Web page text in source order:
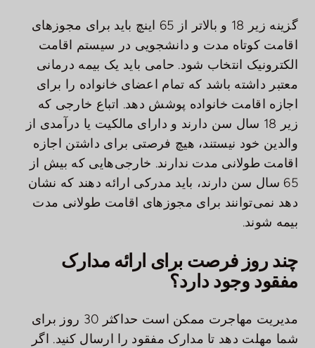
گزینه زیر 18 و بالاتر از 65 اینچ باید برای مجوزهای
اقامت کوتاه مدت و دانشجویی در سیستم اقامت
الکترونیک انتخاب شود. حامی باید یک بیمه درمانی
معتبر داشته باشد که تمام اعضای خانواده را برای
اجازه اقامت خانواده پوشش دهد. اتباع خارجی که
زیر 18 سال سن دارند و دارای مالکیت یا درآمدی از
والدین خود نیستند، هیچ فرصتی برای داشتن اجازه
اقامت طولانی مدت ندارند. خارجی‌هایی که بیش از
65 سال سن دارند، باید مدرکی ارائه دهند که نشان
دهد نمی‌توانند برای مجوزهای اقامت طولانی مدت
بیمه شوند.
چند روز فرصت برای ارائه مدارک
مفقود وجود دارد؟
مدیریت مهاجرت ممکن است حداکثر 30 روز برای
شما مهلت دهد تا مدارک مفقود را ارسال کنید. اگر